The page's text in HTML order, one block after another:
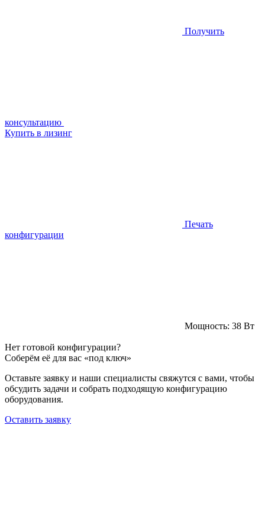
Получить
консультацию
Купить в лизинг
Печать
конфигурации
Мощность: 38 Вт
Нет готовой конфигурации?
Соберём её для вас «под ключ»
Оставьте заявку и наши специалисты свяжутся с вами, чтобы
обсудить задачи и собрать подходящую конфигурацию
оборудования.
Оставить заявку